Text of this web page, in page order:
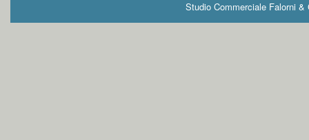
Studio Commerciale Falorni